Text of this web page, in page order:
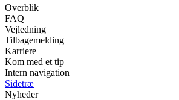
Overblik
FAQ
Vejledning
Tilbagemelding
Karriere
Kom med et tip
Intern navigation
Sidetræ
Nyheder